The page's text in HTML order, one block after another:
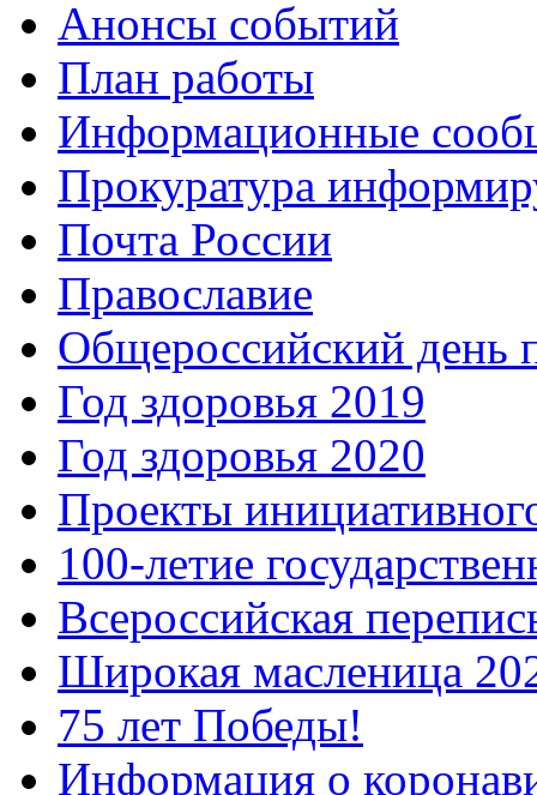
Анонсы событий
План работы
Информационные
Прокуратура
Почта России
Православие
Общероссийский день
Год здоровья 2019
Год здоровья 2020
Проекты
100-летие
Всероссийская
Широкая масленица
75 лет Победы!
Информация о